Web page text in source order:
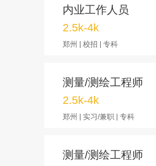
内业工作人员
2.5k-4k
郑州 | 校招 | 专科
测量/测绘工程师
2.5k-4k
郑州 | 实习/兼职 | 专科
测量/测绘工程师